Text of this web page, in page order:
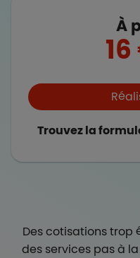
À
Boutons et liens
Trouvez la
Des cotisations trop
des services pas à